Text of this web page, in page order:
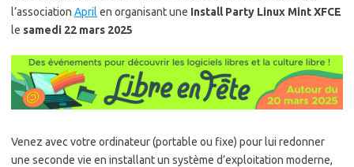
l’association April en organisant une Install Party Linux Mint XFCE
le samedi 22 mars 2025
Venez avec votre ordinateur (portable ou fixe) pour lui redonner
une seconde vie en installant un système d’exploitation moderne,